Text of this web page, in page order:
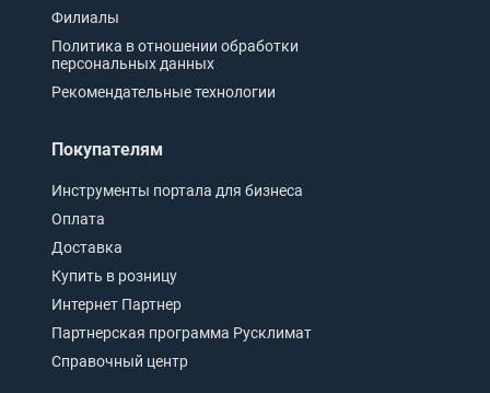
Филиалы
Политика в отношении обработки
персональных данных
Рекомендательные технологии
Покупателям
Инструменты портала для бизнеса
Оплата
Доставка
Купить в розницу
Интернет Партнер
Партнерская программа Русклимат
Справочный центр